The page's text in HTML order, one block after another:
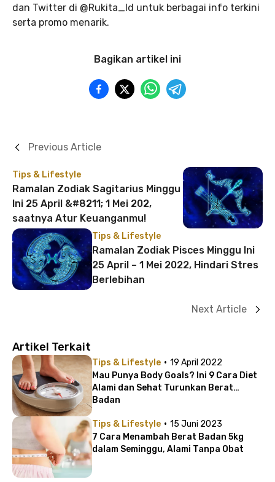
dan Twitter di @Rukita_Id untuk berbagai info terkini
serta promo menarik.
Bagikan artikel ini
Tips & Lifestyle
Ramalan Zodiak Sagitarius Minggu
Ini 25 April &#8211; 1 Mei 202,
saatnya Atur Keuanganmu!
Previous Article
Tips & Lifestyle
Ramalan Zodiak Pisces Minggu Ini
25 April – 1 Mei 2022, Hindari Stres
Berlebihan
Next Article
Artikel Terkait
Tips & Lifestyle · 19 April 2022
Mau Punya Body Goals? Ini 9 Cara Diet
Alami dan Sehat Turunkan Berat
Badan
Tips & Lifestyle · 15 Juni 2023
7 Cara Menambah Berat Badan 5kg
dalam Seminggu, Alami Tanpa Obat